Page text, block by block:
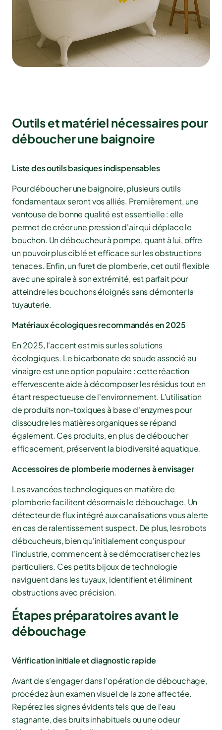
Outils et matériel nécessaires pour
déboucher une baignoire
Liste des outils basiques indispensables
Pour déboucher une baignoire, plusieurs outils
fondamentaux seront vos alliés. Premièrement, une
ventouse de bonne qualité est essentielle : elle
permet de créer une pression d'air qui déplace le
bouchon. Un déboucheur à pompe, quant à lui, offre
un pouvoir plus ciblé et efficace sur les obstructions
tenaces. Enfin, un furet de plomberie, cet outil flexible
avec une spirale à son extrémité, est parfait pour
atteindre les bouchons éloignés sans démonter la
tuyauterie.
Matériaux écologiques recommandés en 2025
En 2025, l'accent est mis sur les solutions
écologiques. Le bicarbonate de soude associé au
vinaigre est une option populaire : cette réaction
effervescente aide à décomposer les résidus tout en
étant respectueuse de l'environnement. L'utilisation
de produits non-toxiques à base d'enzymes pour
dissoudre les matières organiques se répand
également. Ces produits, en plus de déboucher
efficacement, préservent la biodiversité aquatique.
Accessoires de plomberie modernes à envisager
Les avancées technologiques en matière de
plomberie facilitent désormais le débouchage. Un
détecteur de flux intégré aux canalisations vous alerte
en cas de ralentissement suspect. De plus, les robots
déboucheurs, bien qu'initialement conçus pour
l'industrie, commencent à se démocratiser chez les
particuliers. Ces petits bijoux de technologie
naviguent dans les tuyaux, identifient et éliminent
obstructions avec précision.
Étapes préparatoires avant le
débouchage
Vérification initiale et diagnostic rapide
Avant de s’engager dans l'opération de débouchage,
procédez à un examen visuel de la zone affectée.
Repérez les signes évidents tels que de l'eau
stagnante, des bruits inhabituels ou une odeur